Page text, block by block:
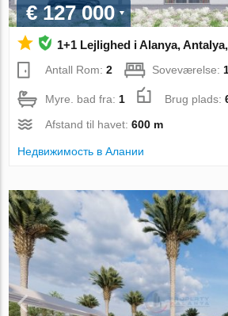
€ 127 000
1+1 Lejlighed i Alanya,
Antall Rom:2 Soveværelse:
Myre. bad fra: 1 Brug plads:
Afstand til havet:600 m
Недвижимость в Алании